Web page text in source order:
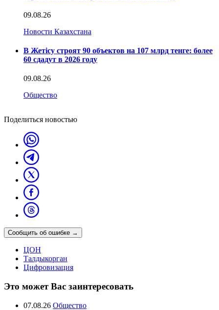
09.08.26
Новости Казахстана
В Жетісу строят 90 объектов на 107 млрд тенге: более
60 сдадут в 2026 году
09.08.26
Общество
Поделиться новостью
Сообщить об ошибке →
ЦОН
Талдыкорган
Цифровизация
Это может Вас заинтересовать
07.08.26 Общество